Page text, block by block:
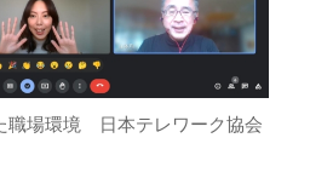
職場環境 日本テレワーク協会